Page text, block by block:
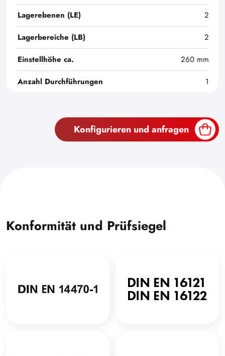
Lagerebenen (LE)
2
Lagerbereiche (LB)
2
Einstellhöhe ca.
260 mm
Anzahl Durchführungen
1
Konfigurieren und anfragen
Konformität und Prüfsiegel